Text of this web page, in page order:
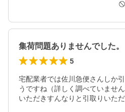
集荷問題ありませんでした。
5
宅配業者では佐川急便さんしか
うですね（詳しく調べていませ
いただきすんなりと引取りいた